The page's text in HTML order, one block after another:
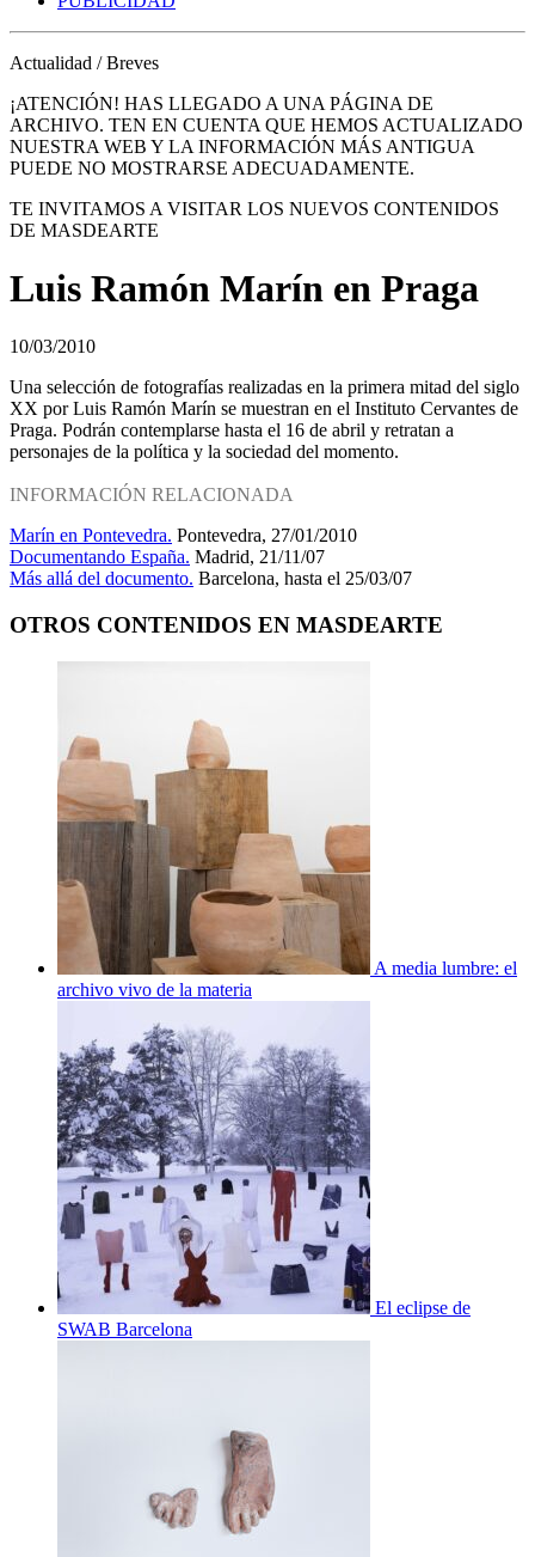
Actualidad / Breves
¡ATENCIÓN! HAS LLEGADO A UNA PÁGINA DE
ARCHIVO. TEN EN CUENTA QUE HEMOS ACTUALIZADO
NUESTRA WEB Y LA INFORMACIÓN MÁS ANTIGUA
PUEDE NO MOSTRARSE ADECUADAMENTE.
TE INVITAMOS A VISITAR LOS NUEVOS CONTENIDOS
DE MASDEARTE
Luis Ramón Marín en Praga
10/03/2010
Una selección de fotografías realizadas en la primera mitad del siglo
XX por Luis Ramón Marín se muestran en el Instituto Cervantes de
Praga. Podrán contemplarse hasta el 16 de abril y retratan a
personajes de la política y la sociedad del momento.
INFORMACIÓN RELACIONADA
Marín en Pontevedra. Pontevedra, 27/01/2010
Documentando España. Madrid, 21/11/07
Más allá del documento. Barcelona, hasta el 25/03/07
OTROS CONTENIDOS EN MASDEARTE
A media lumbre: el
archivo vivo de la materia
El eclipse de
SWAB Barcelona